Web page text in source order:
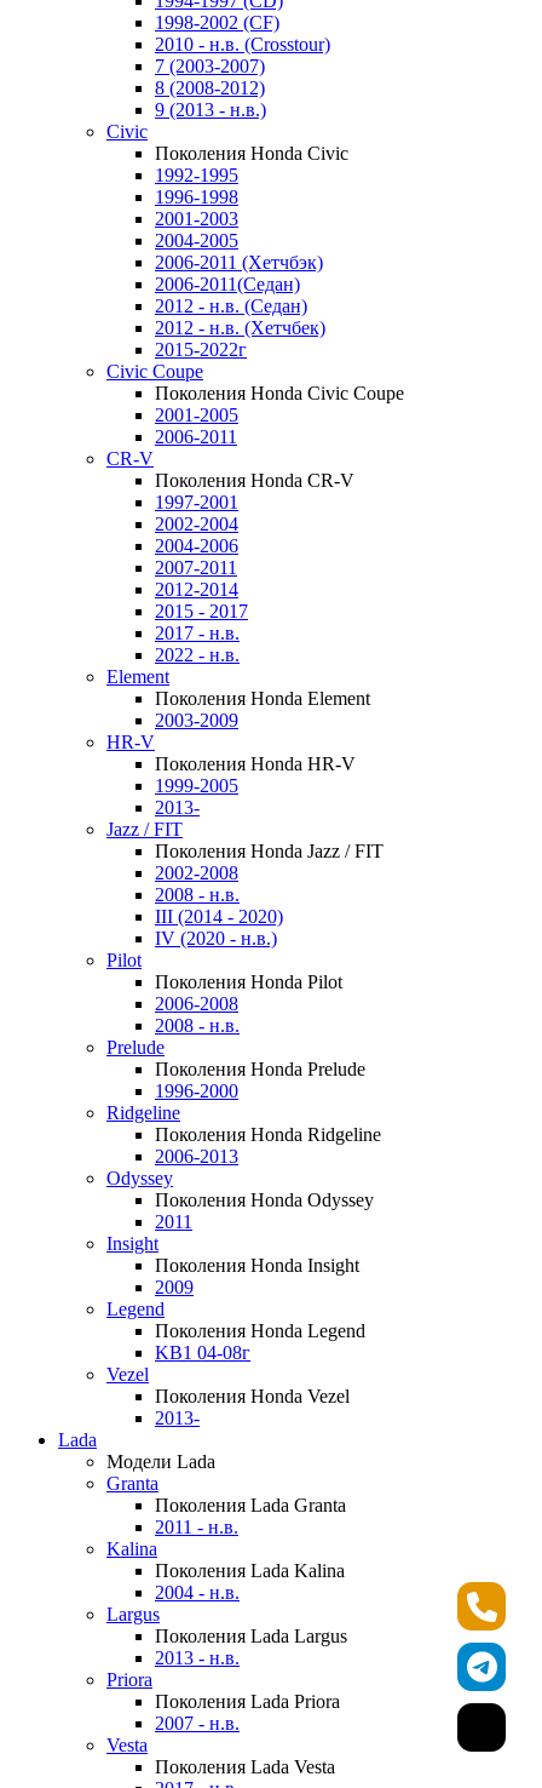
1998-2002 (CF)
2010 - н.в. (Crosstour)
7 (2003-2007)
8 (2008-2012)
9 (2013 - н.в.)
Civic
Поколения Honda Civic
1992-1995
1996-1998
2001-2003
2004-2005
2006-2011 (Хетчбэк)
2006-2011(Седан)
2012 - н.в. (Седан)
2012 - н.в. (Хетчбек)
2015-2022г
Civic Coupe
Поколения Honda Civic Coupe
2001-2005
2006-2011
CR-V
Поколения Honda CR-V
1997-2001
2002-2004
2004-2006
2007-2011
2012-2014
2015 - 2017
2017 - н.в.
2022 - н.в.
Element
Поколения Honda Element
2003-2009
HR-V
Поколения Honda HR-V
1999-2005
2013-
Jazz / FIT
Поколения Honda Jazz / FIT
2002-2008
2008 - н.в.
III (2014 - 2020)
IV (2020 - н.в.)
Pilot
Поколения Honda Pilot
2006-2008
2008 - н.в.
Prelude
Поколения Honda Prelude
1996-2000
Ridgeline
Поколения Honda Ridgeline
2006-2013
Odyssey
Поколения Honda Odyssey
2011
Insight
Поколения Honda Insight
2009
Legend
Поколения Honda Legend
KB1 04-08г
Vezel
Поколения Honda Vezel
2013-
Lada
Модели Lada
Granta
Поколения Lada Granta
2011 - н.в.
Kalina
Поколения Lada Kalina
2004 - н.в.
Largus
Поколения Lada Largus
2013 - н.в.
Priora
Поколения Lada Priora
2007 - н.в.
Vesta
Поколения Lada Vesta